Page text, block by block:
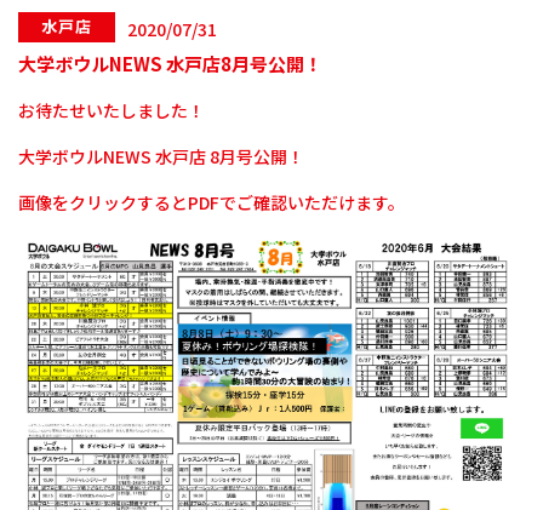
水戸店 2020/07/31
大学ボウルNEWS 水戸店8月号公開！
お待たせいたしました！
大学ボウルNEWS 水戸店 8月号公開！
画像をクリックするとPDFでご確認いただけます。